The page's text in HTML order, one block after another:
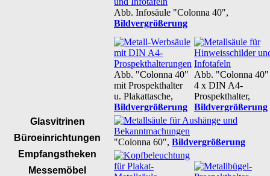
Glasvitrinen
Büroeinrichtungen
Empfangstheken
Messemöbel
Abb. Infosäule "Colonna 40",
Bildvergrößerung
Abb. "Colonna 40"
mit Prospekthalter
u. Plakattasche,
Bildvergrößerung
Abb. "Colonna
4 x DIN A4-
Prospekthalter,
Bildvergrößerung
"Colonna 60", Bildvergrößerung